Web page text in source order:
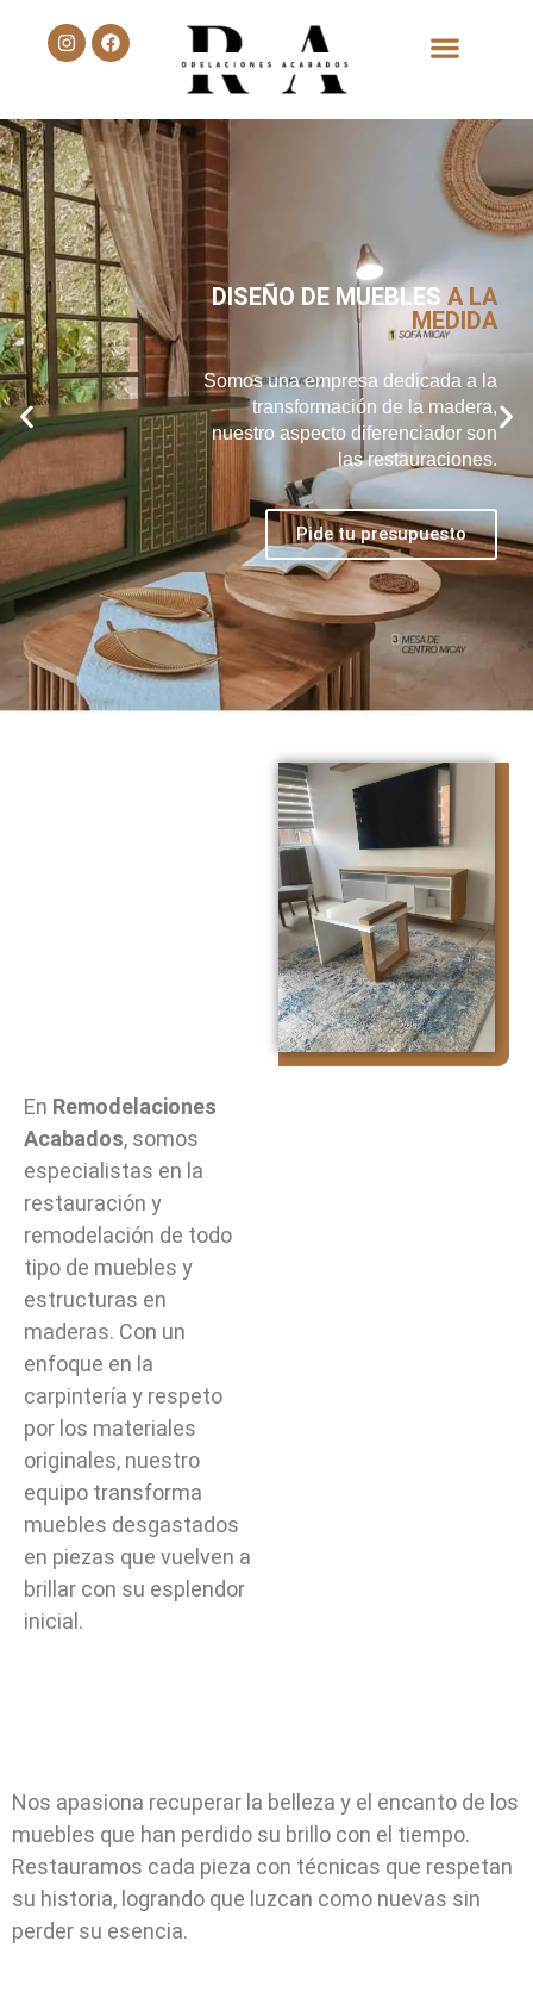
DISEÑO DE MUEBLES A LA
MEDIDA
Somos una empresa dedicada a la
transformación de la madera,
nuestro aspecto diferenciador son
las restauraciones.
Pide tu presupuesto
En Remodelaciones
Acabados, somos
especialistas en la
restauración y
remodelación de todo
tipo de muebles y
estructuras en
maderas. Con un
enfoque en la
carpintería y respeto
por los materiales
originales, nuestro
equipo transforma
muebles desgastados
en piezas que vuelven a
brillar con su esplendor
inicial.
Nos apasiona recuperar la belleza y el encanto de los
muebles que han perdido su brillo con el tiempo.
Restauramos cada pieza con técnicas que respetan
su historia, logrando que luzcan como nuevas sin
perder su esencia.